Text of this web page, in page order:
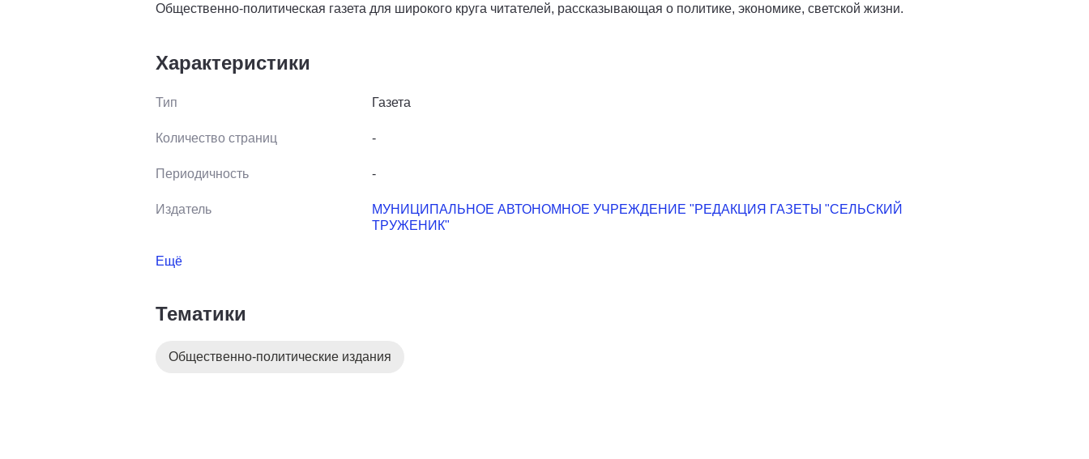
Общественно-политическая газета для широкого круга читателей, рассказывающая о политике, экономике, светской жизни.
Характеристики
Тип Газета
Количество страниц -
Периодичность -
Издатель
МУНИЦИПАЛЬНОЕ АВТОНОМНОЕ УЧРЕЖДЕНИЕ "РЕДАКЦИЯ ГАЗЕТЫ "СЕЛЬСКИЙ
ТРУЖЕНИК"
Ещё
Тематики
Общественно-политические издания